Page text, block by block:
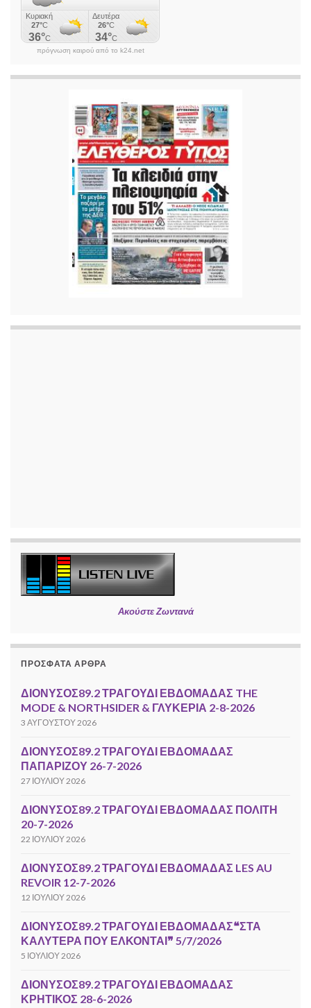
k
πρόγνωση καιρού από το k24.net
Ακούστε Ζωντανά
ΠΡΌΣΦΑΤΑ ΆΡΘΡΑ
ΔΙΟΝΥΣΟΣ89.2 ΤΡΑΓΟΥΔΙ ΕΒΔΟΜΑΔΑΣ THE
MODE & NORTHSIDER & ΓΛΥΚΕΡΙΑ 2-8-2026
3 ΑΥΓΟΎΣΤΟΥ 2026
ΔΙΟΝΥΣΟΣ89.2 ΤΡΑΓΟΥΔΙ ΕΒΔΟΜΑΔΑΣ
ΠΑΠΑΡΙΖΟΥ 26-7-2026
27 ΙΟΥΛΊΟΥ 2026
ΔΙΟΝΥΣΟΣ89.2 ΤΡΑΓΟΥΔΙ ΕΒΔΟΜΑΔΑΣ ΠΟΛΙΤΗ
20-7-2026
22 ΙΟΥΛΊΟΥ 2026
ΔΙΟΝΥΣΟΣ89.2 ΤΡΑΓΟΥΔΙ ΕΒΔΟΜΑΔΑΣ LES AU
REVOIR 12-7-2026
12 ΙΟΥΛΊΟΥ 2026
ΔΙΟΝΥΣΟΣ89.2 ΤΡΑΓΟΥΔΙ ΕΒΔΟΜΑΔΑΣ❝ΣΤΑ
ΚΑΛΥΤΕΡΑ ΠΟΥ ΕΛΚΟΝΤΑΙ❞ 5/7/2026
5 ΙΟΥΛΊΟΥ 2026
ΔΙΟΝΥΣΟΣ89.2 ΤΡΑΓΟΥΔΙ ΕΒΔΟΜΑΔΑΣ
ΚΡΗΤΙΚΟΣ 28-6-2026